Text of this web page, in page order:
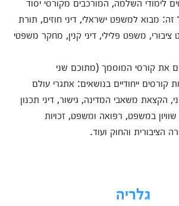
מבוא למשפט ישראלי, דיני חוזים, תורת
משפט פלילי, דיני קנין, מחקר משפטי
את קורסי המוסמך (מתוכם שני
קורסים ייחודיים בנושאים: אתגרי עולם
הקצאת משאבי המדינה, גישור, דיני תכנון
שוויון במשפט, רפואה ומשפט, זכויות
הציבורית והחוק ועוד.
גלריה